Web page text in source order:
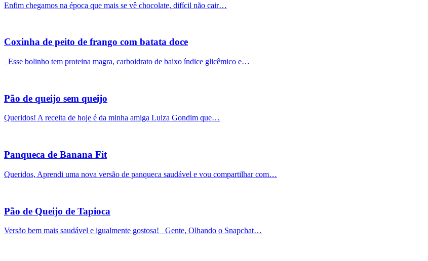
Enfim chegamos na época que mais se vê chocolate, difícil não cair…
Coxinha de peito de frango com batata doce
Esse bolinho tem proteina magra, carboidrato de baixo índice glicêmico e…
Pão de queijo sem queijo
Queridos! A receita de hoje é da minha amiga Luiza Gondim que…
Panqueca de Banana Fit
Queridos, Aprendi uma nova versão de panqueca saudável e vou compartilhar com…
Pão de Queijo de Tapioca
Versão bem mais saudável e igualmente gostosa! Gente, Olhando o Snapchat…